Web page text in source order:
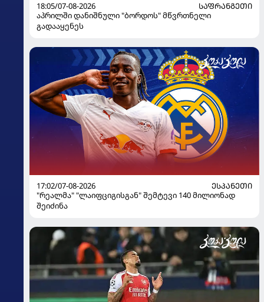
18:05/07-08-2026
ᲡᲐᲤᲠᲐᲜᲒᲔᲗᲘ
აპრილში დანიშნული "ბორდოს" მწვრთნელი
გადააყენეს
17:02/07-08-2026
ᲔᲡᲞᲐᲜᲔᲗᲘ
"რეალმა" "ლაიფციგისგან" შემტევი 140 მილიონად
შეიძინა